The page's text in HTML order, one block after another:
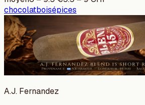
chocolatboisépices
A.J. Fernandez